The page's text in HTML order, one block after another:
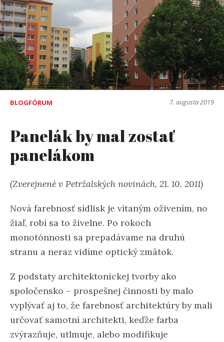
BLOGFÓRUM 7. augusta 2019
Panelák by mal zostať
panelákom
(Zverejnené v Petržalských novinách, 21. 10. 2011)
Nová farebnosť sídlisk je vítaným oživením, no
žiaľ, robí sa to živelne. Po rokoch
monotónnosti sa prepadávame na druhú
stranu a neraz vidíme optický zmätok.
Z podstaty architektonickej tvorby ako
spoločensko – prospešnej činnosti by malo
vyplývať aj to, že farebnosť architektúry by mali
určovať samotní architekti, keďže farba
zvýrazňuje, utlmuje, alebo modifikuje